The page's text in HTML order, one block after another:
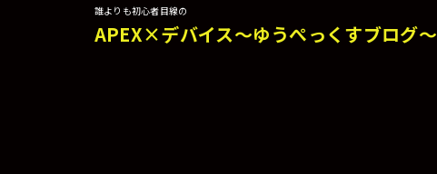
誰よりも初心者目線の
APEX×デバイス～ゆうぺっくすブログ～